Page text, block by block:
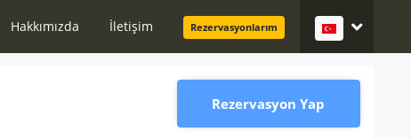
Hakkımızda İletişim Rezervasyonlarım
Rezervasyon Yap